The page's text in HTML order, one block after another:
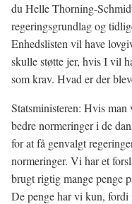
du Helle Thorning-
regeringsgrundlag og
Enhedslisten vil have
skulle støtte jer, hvis I vil
som krav. Hvad er der
Statsministeren: Hvis
bedre normeringer i de
for at få genvalgt
normeringer. Vi har et
brugt rigtig mange penge
De penge har vi kun,